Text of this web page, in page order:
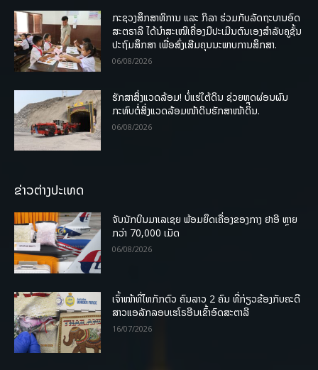
ກະຊວງສຶກສາທິການ ແລະ ກິລາ ຮ່ວມກັບລັດຖະບານອົດ
ສະຕຣາລີ ໄດ້ນຳສະເໜີເຄື່ອງມືປະເມີນຕົນເອງສຳລັບຄູຊັ້ນ
ປະຖົມສຶກສາ ເພື່ອສົ່ງເສີມຄຸນນະພາບການສຶກສາ.
06/08/2026
ຮັກສາສິ່ງແວດລ້ອມ! ບໍ່ແຮ່ໃຕ້ດິນ ຊ່ວຍຫຼຸດຜ່ອນຜົນ
ກະທົບຕໍ່ສິ່ງແວດລ້ອມໜ້າດິນຮັກສາໜ້າດິນ.
06/08/2026
ຂ່າວຕ່າງປະເທດ
ຈັບນັກບິນມາເລເຊຍ ພ້ອມຍຶດເຄື່ອງຂອງກາງ ຢາອີ ຫຼາຍ
ກວ່າ 70,000 ເມັດ
06/08/2026
ເຈົ້າໜ້າທີ່ໄທກັກຕົວ ຄົນລາວ 2 ຄົນ ທີ່ກ່ຽວຂ້ອງກັບຄະດີ
ສາວແອລັກລອບເຮໂຣອີນເຂົ້າອົດສະຕາລີ
16/07/2026